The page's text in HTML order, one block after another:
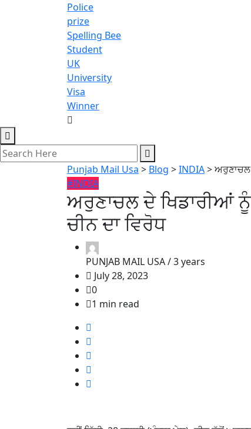
Police
prize
Spelling Bee
Student
UK
University
Visa
Winner
Punjab Mail Usa > Blog >INDIA>ਅਰੁਣਾਚਲ
#INDIA
ਅਰੁਣਾਚਲ ਦੇ ਖਿਡਾਰੀਆਂ ਨੂੰ
ਚੀਨ ਦਾ ਵਿਰੋਧ
PUNJAB MAIL USA /3 years
July 28, 2023
0
1 min read